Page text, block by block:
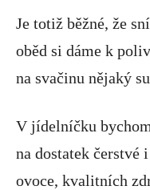
Je totiž běžné, že
oběd si dáme k
na svačinu nějaký
V jídelníčku
na dostatek čerstvé
ovoce, kvalitních